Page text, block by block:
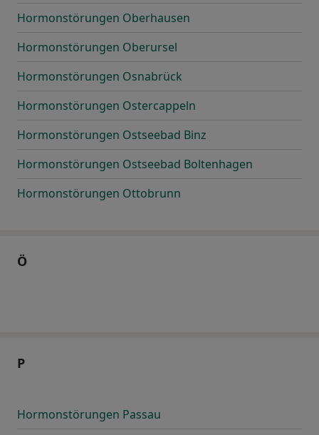
Hormonstörungen Oberhausen
Hormonstörungen Oberursel
Hormonstörungen Osnabrück
Hormonstörungen Ostercappeln
Hormonstörungen Ostseebad Binz
Hormonstörungen Ostseebad Boltenhagen
Hormonstörungen Ottobrunn
Ö
P
Hormonstörungen Passau